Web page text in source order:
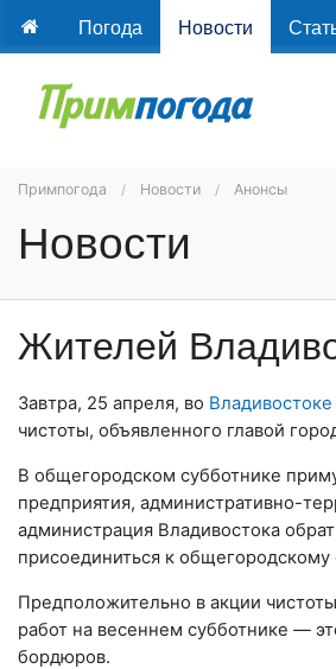
Погода Новости
Примпогода Новости Анонсы
Новости
Жителей
Завтра, 25 апреля, во Владивостоке
чистоты, объявленного главой
В общегородском субботнике
предприятия, административно-
администрация Владивостока
присоединиться к общегородскому
Предположительно в акции
работ на весеннем субботнике —
бордюров.